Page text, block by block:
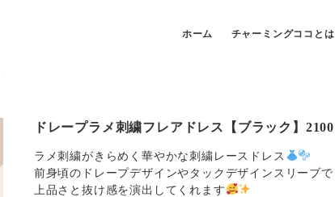
ホーム チャーミングココとは
ドレープラメ刺繍フレアドレス【ブラック】2100
ラメ刺繍がきらめく華やかな刺繍レースドレス
前身頃のドレープデザインやタックデザインスリーブで
上品さと抜け感を演出してくれます